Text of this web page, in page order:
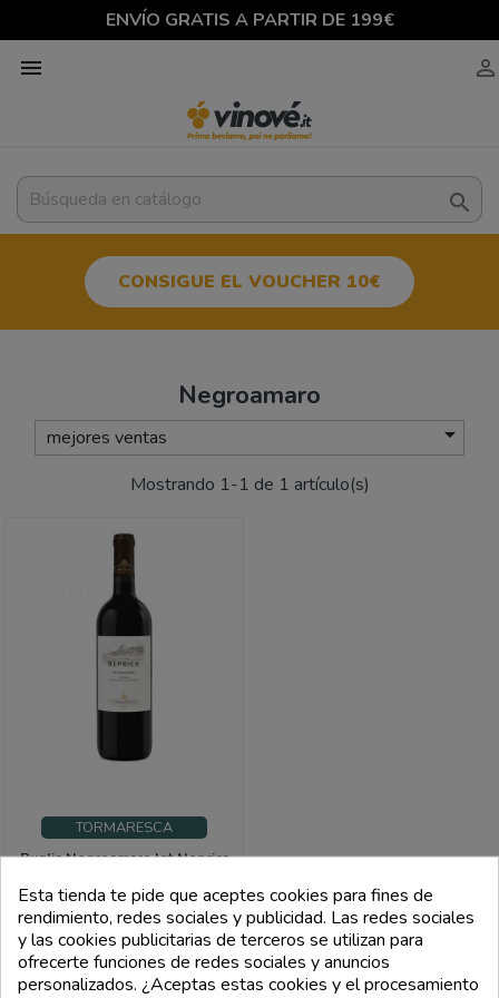
ENVÍO GRATIS A PARTIR DE 199€
 

CONSIGUE EL VOUCHER 10€
Negroamaro
mejores ventas 
Mostrando 1-1 de 1 artículo(s)
TORMARESCA
Puglia Negroamaro Igt Neprica
Precio
10,00 €
add_shopping_cart
Esta tienda te pide que aceptes cookies para fines de
rendimiento, redes sociales y publicidad. Las redes sociales
y las cookies publicitarias de terceros se utilizan para
ofrecerte funciones de redes sociales y anuncios
personalizados. ¿Aceptas estas cookies y el procesamientoFILTRI